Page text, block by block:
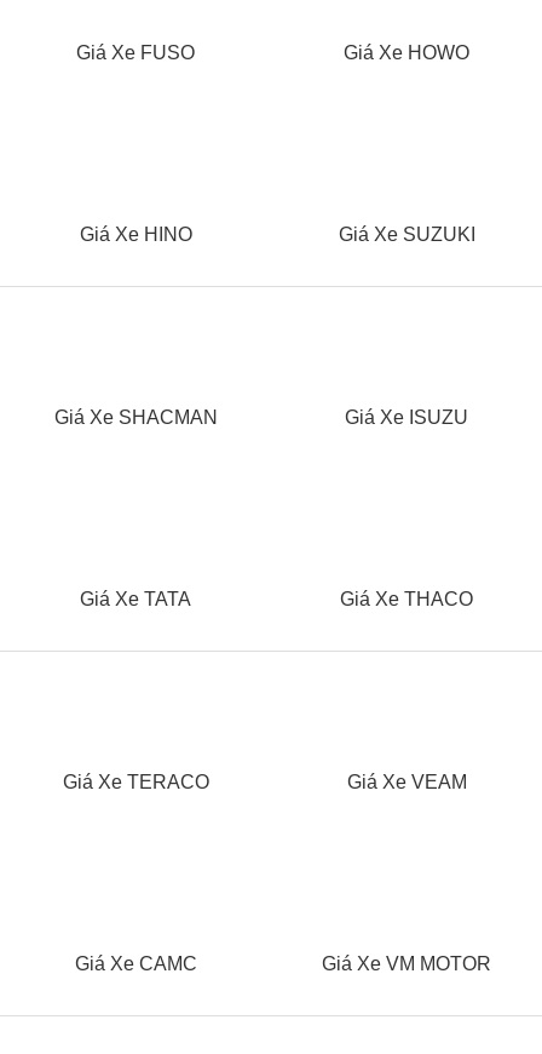
Giá Xe FUSO Giá Xe HOWO
Giá Xe HINO Giá Xe SUZUKI
Giá Xe SHACMAN Giá Xe ISUZU
Giá Xe TATA Giá Xe THACO
Giá Xe TERACO Giá Xe VEAM
Giá Xe CAMC Giá Xe VM MOTOR